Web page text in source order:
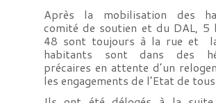
Après la mobilisation des
comité de soutien et du DAL, 5
48 sont toujours à la rue et
habitants sont dans des
précaires en attente d’un
les engagements de l’Etat de